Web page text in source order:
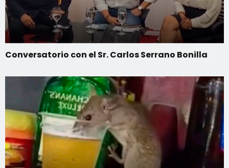
Conversatorio con el Sr. Carlos Serrano Bonilla